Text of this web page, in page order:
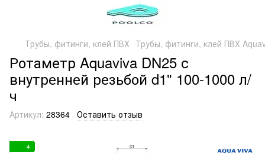
Трубы, фитинги, клей ПВХ Трубы, фитинги, клей ПВХ
Ротаметр Aquaviva DN25 с
внутренней резьбой d1" 100-1000 л/
ч
Артикул: 28364 Оставить отзыв
4